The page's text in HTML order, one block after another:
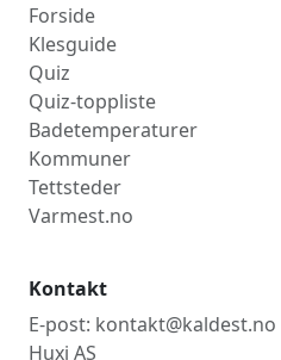
Forside
Klesguide
Quiz
Quiz-toppliste
Badetemperaturer
Kommuner
Tettsteder
Varmest.no
Kontakt
E-post: kontakt@kaldest.no
Huxi AS